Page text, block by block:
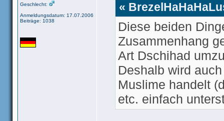
Geschlecht:
Anmeldungsdatum: 17.07.2006
Beiträge: 1038
«
Diese beiden
Zusammenhang
Art Dschihad
Deshalb wird
Muslime handelt
etc. einfach